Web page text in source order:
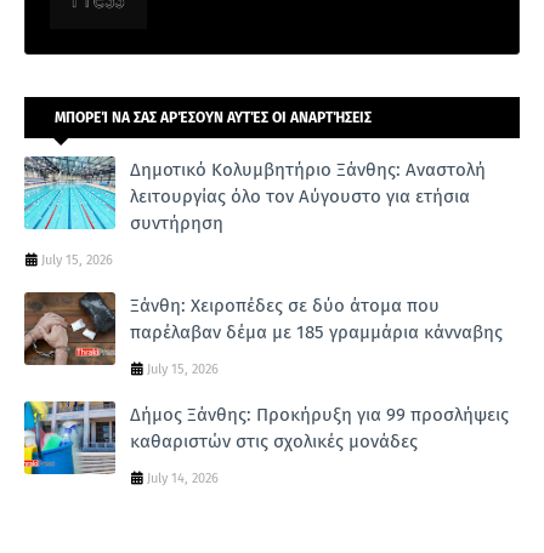
ΜΠΟΡΕΊ ΝΑ ΣΑΣ ΑΡΈΣΟΥΝ ΑΥΤΈΣ ΟΙ ΑΝΑΡΤΉΣΕΙΣ
Δημοτικό Κολυμβητήριο Ξάνθης: Αναστολή
λειτουργίας όλο τον Αύγουστο για ετήσια
συντήρηση
July 15, 2026
Ξάνθη: Χειροπέδες σε δύο άτομα που
παρέλαβαν δέμα με 185 γραμμάρια κάνναβης
July 15, 2026
Δήμος Ξάνθης: Προκήρυξη για 99 προσλήψεις
καθαριστών στις σχολικές μονάδες
July 14, 2026